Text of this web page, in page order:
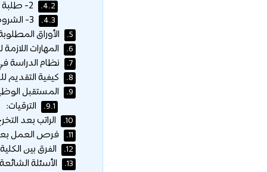
4.2.
4.3.
5. الأوراق
6. المهارات
7. نظام الدراسة
8. كيفية التقديم
9. المستقبل
9.1. الترقيات:
10. الراتب بعد
11. فرص العمل
12. الفرق بين
13. الأسئلة